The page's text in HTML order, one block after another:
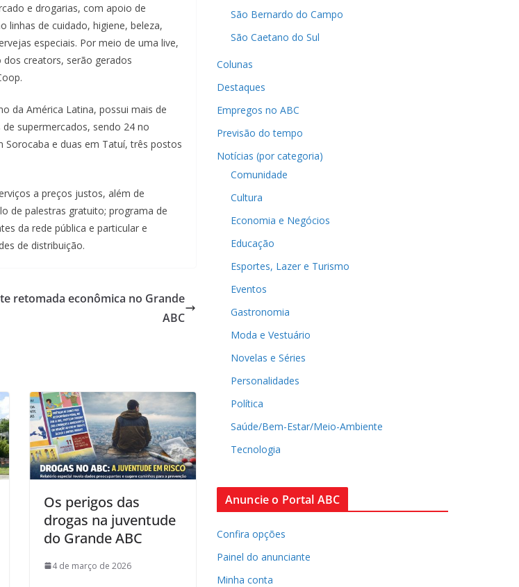
e drogarias, com apoio de
linhas de cuidado, higiene, beleza,
especiais. Por meio de uma live,
creators, serão gerados
da América Latina, possui mais de
supermercados, sendo 24 no
Sorocaba e duas em Tatuí, três postos
a preços justos, além de
de palestras gratuito; programa de
da rede pública e particular e
de distribuição.
retomada econômica no Grande
ABC
Os perigos das
drogas na juventude
do Grande ABC
4 de março de 2026
São Bernardo do Campo
São Caetano do Sul
Colunas
Destaques
Empregos no ABC
Previsão do tempo
Notícias (por categoria)
Comunidade
Cultura
Economia e Negócios
Educação
Esportes, Lazer e Turismo
Eventos
Gastronomia
Moda e Vestuário
Novelas e Séries
Personalidades
Política
Saúde/Bem-Estar/Meio-Ambiente
Tecnologia
Anuncie o Portal ABC
Confira opções
Painel do anunciante
Minha conta